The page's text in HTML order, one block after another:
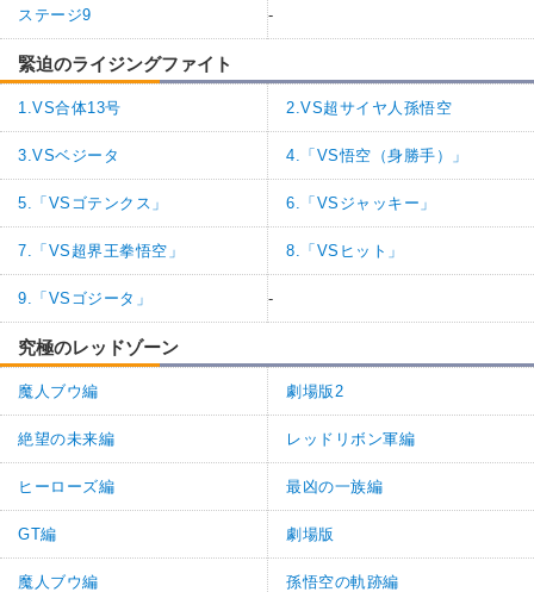
ステージ9 -
緊迫のライジングファイト
1.VS合体13号 2.VS超サイヤ人孫悟空
3.VSベジータ 4.「VS悟空（身勝手）」
5.「VSゴテンクス」 6.「VSジャッキー」
7.「VS超界王拳悟空」 8.「VSヒット」
9.「VSゴジータ」 -
究極のレッドゾーン
魔人ブウ編 劇場版2
絶望の未来編 レッドリボン軍編
ヒーローズ編 最凶の一族編
GT編 劇場版
魔人ブウ編 孫悟空の軌跡編